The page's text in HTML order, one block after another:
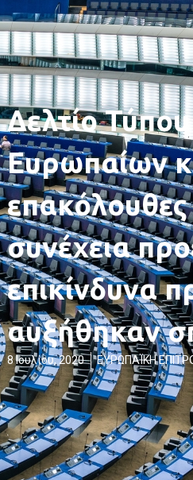
Δελτίο
Ευρωπαίων
επακόλουθες
συνέχεια
επικίνδυνα
αυξήθηκαν
8 Ιουλίου, 2020 ΕΥΡΩΠΑΪΚΗ